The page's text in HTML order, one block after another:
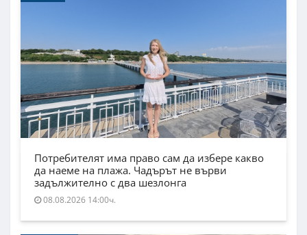
Потребителят има право сам да избере какво
да наеме на плажа. Чадърът не върви
задължително с два шезлонга
08.08.2026 14:00ч.